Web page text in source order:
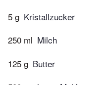
5 g Kristallzucker
250 ml Milch
125 g Butter